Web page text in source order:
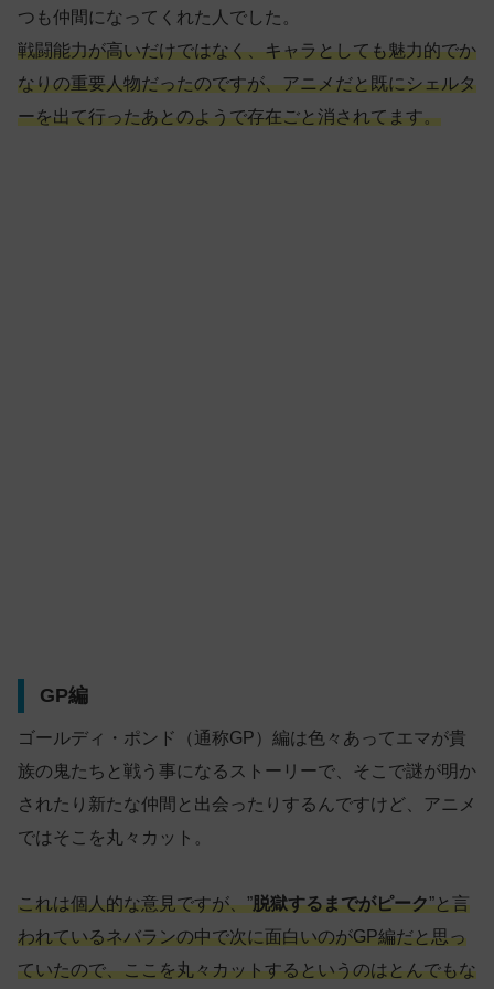
つも仲間になってくれた人でした。
戦闘能力が高いだけではなく、キャラとしても魅力的でか
なりの重要人物だったのですが、アニメだと既にシェルタ
ーを出て行ったあとのようで存在ごと消されてます。
GP編
ゴールディ・ポンド（通称GP）編は色々あってエマが貴
族の鬼たちと戦う事になるストーリーで、そこで謎が明か
されたり新たな仲間と出会ったりするんですけど、アニメ
ではそこを丸々カット。
これは個人的な意見ですが、”脱獄するまでがピーク”と言
われているネバランの中で次に面白いのがGP編だと思っ
ていたので、ここを丸々カットするというのはとんでもな